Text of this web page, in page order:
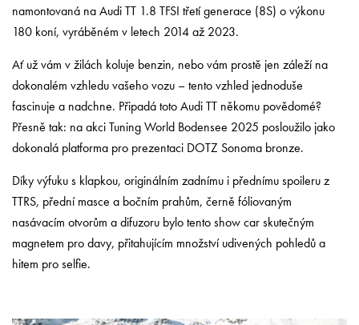
namontovaná na Audi TT 1.8 TFSI třetí generace (8S) o výkonu
180 koní, vyráběném v letech 2014 až 2023.
Ať už vám v žilách koluje benzin, nebo vám prostě jen záleží na
dokonalém vzhledu vašeho vozu – tento vzhled jednoduše
fascinuje a nadchne. Připadá toto Audi TT někomu povědomé?
Přesně tak: na akci Tuning World Bodensee 2025 posloužilo jako
dokonalá platforma pro prezentaci DOTZ Sonoma bronze.
Díky výfuku s klapkou, originálním zadnímu i přednímu spoileru z
TTRS, přední masce a bočním prahům, černě fóliovaným
nasávacím otvorům a difuzoru bylo tento show car skutečným
magnetem pro davy, přitahujícím množství udivených pohledů a
hitem pro selfie.